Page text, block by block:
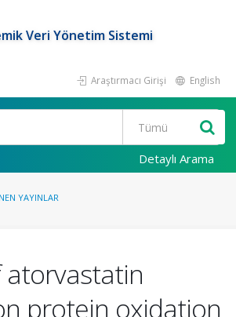
Veri Yönetim Sistemi
Araştırmacı Girişi English
Detaylı Arama
YAYINLAR
atorvastatin
protein oxidation